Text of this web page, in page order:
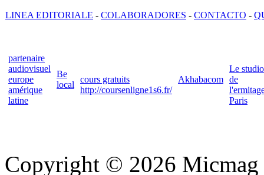
LINEA EDITORIALE - COLABORADORES - CONTACTO -
partenaire
audiovisuel
europe
amérique
latine
Be
local
cours gratuits
http://coursenligne1s6.fr/
Akhabacom
Le studio
de
Paris
Copyright © 2026 Micmag